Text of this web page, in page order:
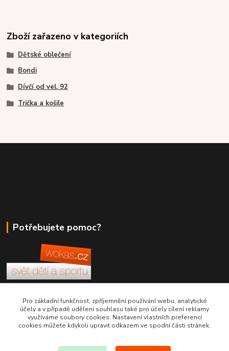
Zboží zařazeno v kategoriích
Dětské oblečení
Bondi
Dívčí od vel. 92
Trička a košile
Potřebujete pomoc?
+420 380 830 198
wokas.online@yahoo.cz
Pro základní funkčnost, zpříjemnění používání webu, analytické
účely a v případě udělení souhlasu také pro účely cílení reklamy
využíváme soubory cookies. Nastavení vlastních preferencí
cookies můžete kdykoli upravit odkazem ve spodní části stránek.